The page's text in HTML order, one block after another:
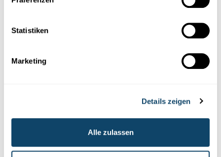
Statistiken
Marketing
Details zeigen
Alle zulassen